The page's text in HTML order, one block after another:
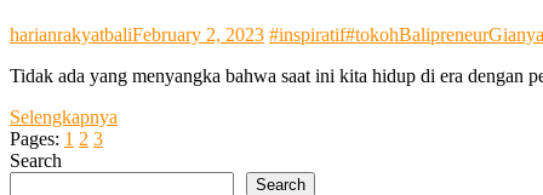
harianrakyatbaliFebruary 2, 2023 #inspiratif#tokohBalipreneur
Tidak ada yang menyangka bahwa saat ini kita hidup di era dengan
Selengkapnya
Pages: 1 2 3
Search
Search